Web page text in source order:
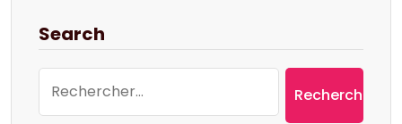
Search